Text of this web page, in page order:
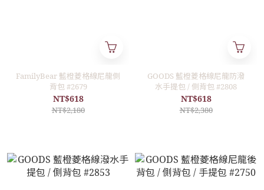
FamilyBear 藍橙菱格線尼龍側
背包 #2679
NT$618
NT$2,180
GOODS 藍橙菱格線尼龍防潑
水手提包 / 側背包 #2808
NT$618
NT$2,380